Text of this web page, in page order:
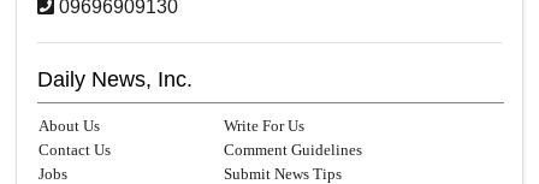
09696909130
Daily News, Inc.
About Us
Write For Us
Contact Us
Comment Guidelines
Jobs
Submit News Tips